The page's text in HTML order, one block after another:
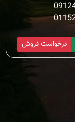
درخواست فروش